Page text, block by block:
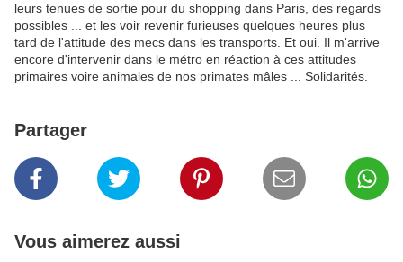
leurs tenues de sortie pour du shopping dans Paris, des regards
possibles ... et les voir revenir furieuses quelques heures plus
tard de l'attitude des mecs dans les transports. Et oui. Il m'arrive
encore d'intervenir dans le métro en réaction à ces attitudes
primaires voire animales de nos primates mâles ... Solidarités.
Partager
Vous aimerez aussi